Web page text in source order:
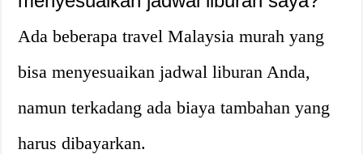
Ada beberapa travel Malaysia murah yang
bisa menyesuaikan jadwal liburan Anda,
namun terkadang ada biaya tambahan yang
harus dibayarkan.